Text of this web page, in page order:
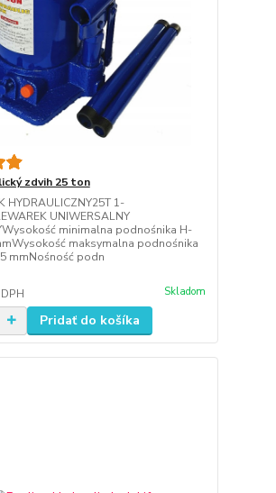
zdvih 25 ton
HYDRAULICZNY25T 1-
UNIWERSALNY
minimalna podnośnika H-
maksymalna podnośnika
mmNośność podn
Skladom
Pridať do košíka